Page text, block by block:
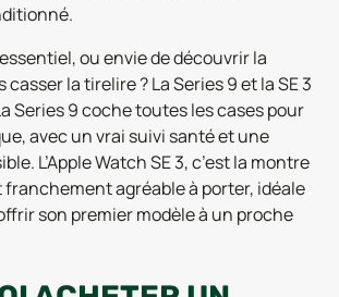
ou envie de découvrir la
la tirelire ? La Series 9 et la SE 3
Series 9 coche toutes les cases pour
avec un vrai suivi santé et une
L’Apple Watch SE 3, c’est la montre
franchement agréable à porter, idéale
son premier modèle à un proche